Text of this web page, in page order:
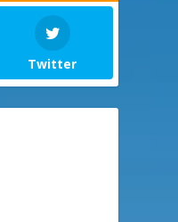
Twitter